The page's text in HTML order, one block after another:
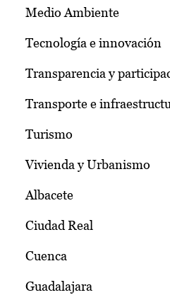
Medio Ambiente
Tecnología e innovación
Transparencia y
Transporte e
Turismo
Vivienda y Urbanismo
Albacete
Ciudad Real
Cuenca
Guadalajara